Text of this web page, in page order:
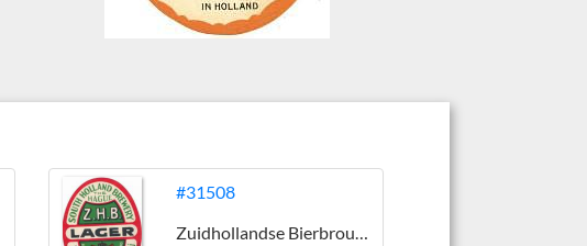
#31508
Zuidhollandse Bierbrouwerij (ZHB)